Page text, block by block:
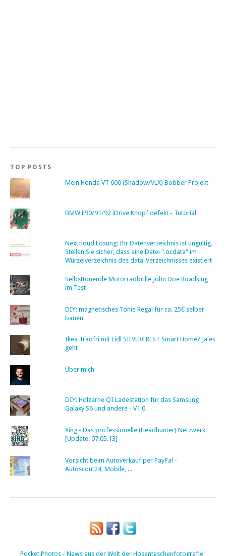
TOP POSTS
Mein Honda VT 600 (Shadow/VLX) Bobber Projekt
BMW E90/91/92 iDrive Knopf defekt - Tutorial
Nextcloud Lösung: Ihr Datenverzeichnis ist ungültig.
Stellen Sie sicher, dass eine Datei ".ocdata" im
Wurzelverzeichnis des data-Verzeichnisses existiert
Selbsttönende Motorradbrille John Doe Roadking
im Test
DIY: magnetisches Tonie Regal für ca. 25€ selber
bauen
Ikea Tradfri mit Lidl SILVERCREST Smart Home? Ja es
geht
Über mich
DIY: Hölzerne QI Ladestation für das Samsung
Galaxy S6 und andere - V1.0
Xing - Das professionelle (Headhunter) Netzwerk
[Update: 07.05.13]
Vorsicht beim Autoverkauf per PayPal -
Autoscout24, Mobile, ...
Pocket.Photos - News aus der Welt der Hosentaschenfotografie"